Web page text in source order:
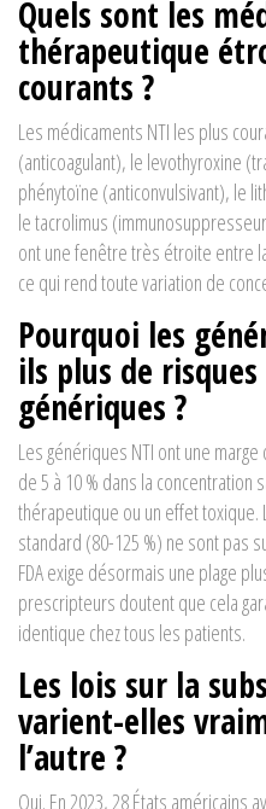
Quels sont les
thérapeutique
courants ?
Les médicaments NTI les plus
(anticoagulant), le levothyroxine
phénytoïne (anticonvulsivant), le
le tacrolimus
ont une fenêtre très étroite entre
ce qui rend toute variation de
Pourquoi les
ils plus de
génériques ?
Les génériques NTI ont une
de 5 à 10 % dans la
thérapeutique ou un effet
standard (80-125 %) ne sont pas
FDA exige désormais une plage
prescripteurs doutent que cela
identique chez tous les patients.
Les lois sur la
varient-elles
l’autre ?
Oui. En 2023, 28 États américains